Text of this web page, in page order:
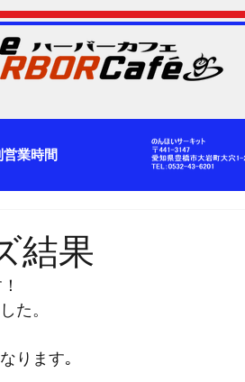
営業時間
結果
た。
ります｡